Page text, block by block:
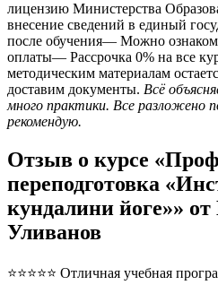
лицензию Министерства
внесение сведений в единый
после обучения— Можно
оплаты— Рассрочка 0% на все
методическим материалам
доставим документы. Всё
много практики. Все разложено
рекомендую.
Отзыв о курсе
переподготовка
кундалини йоге»»
Уливанов
⭐⭐⭐⭐⭐ Отличная учебная